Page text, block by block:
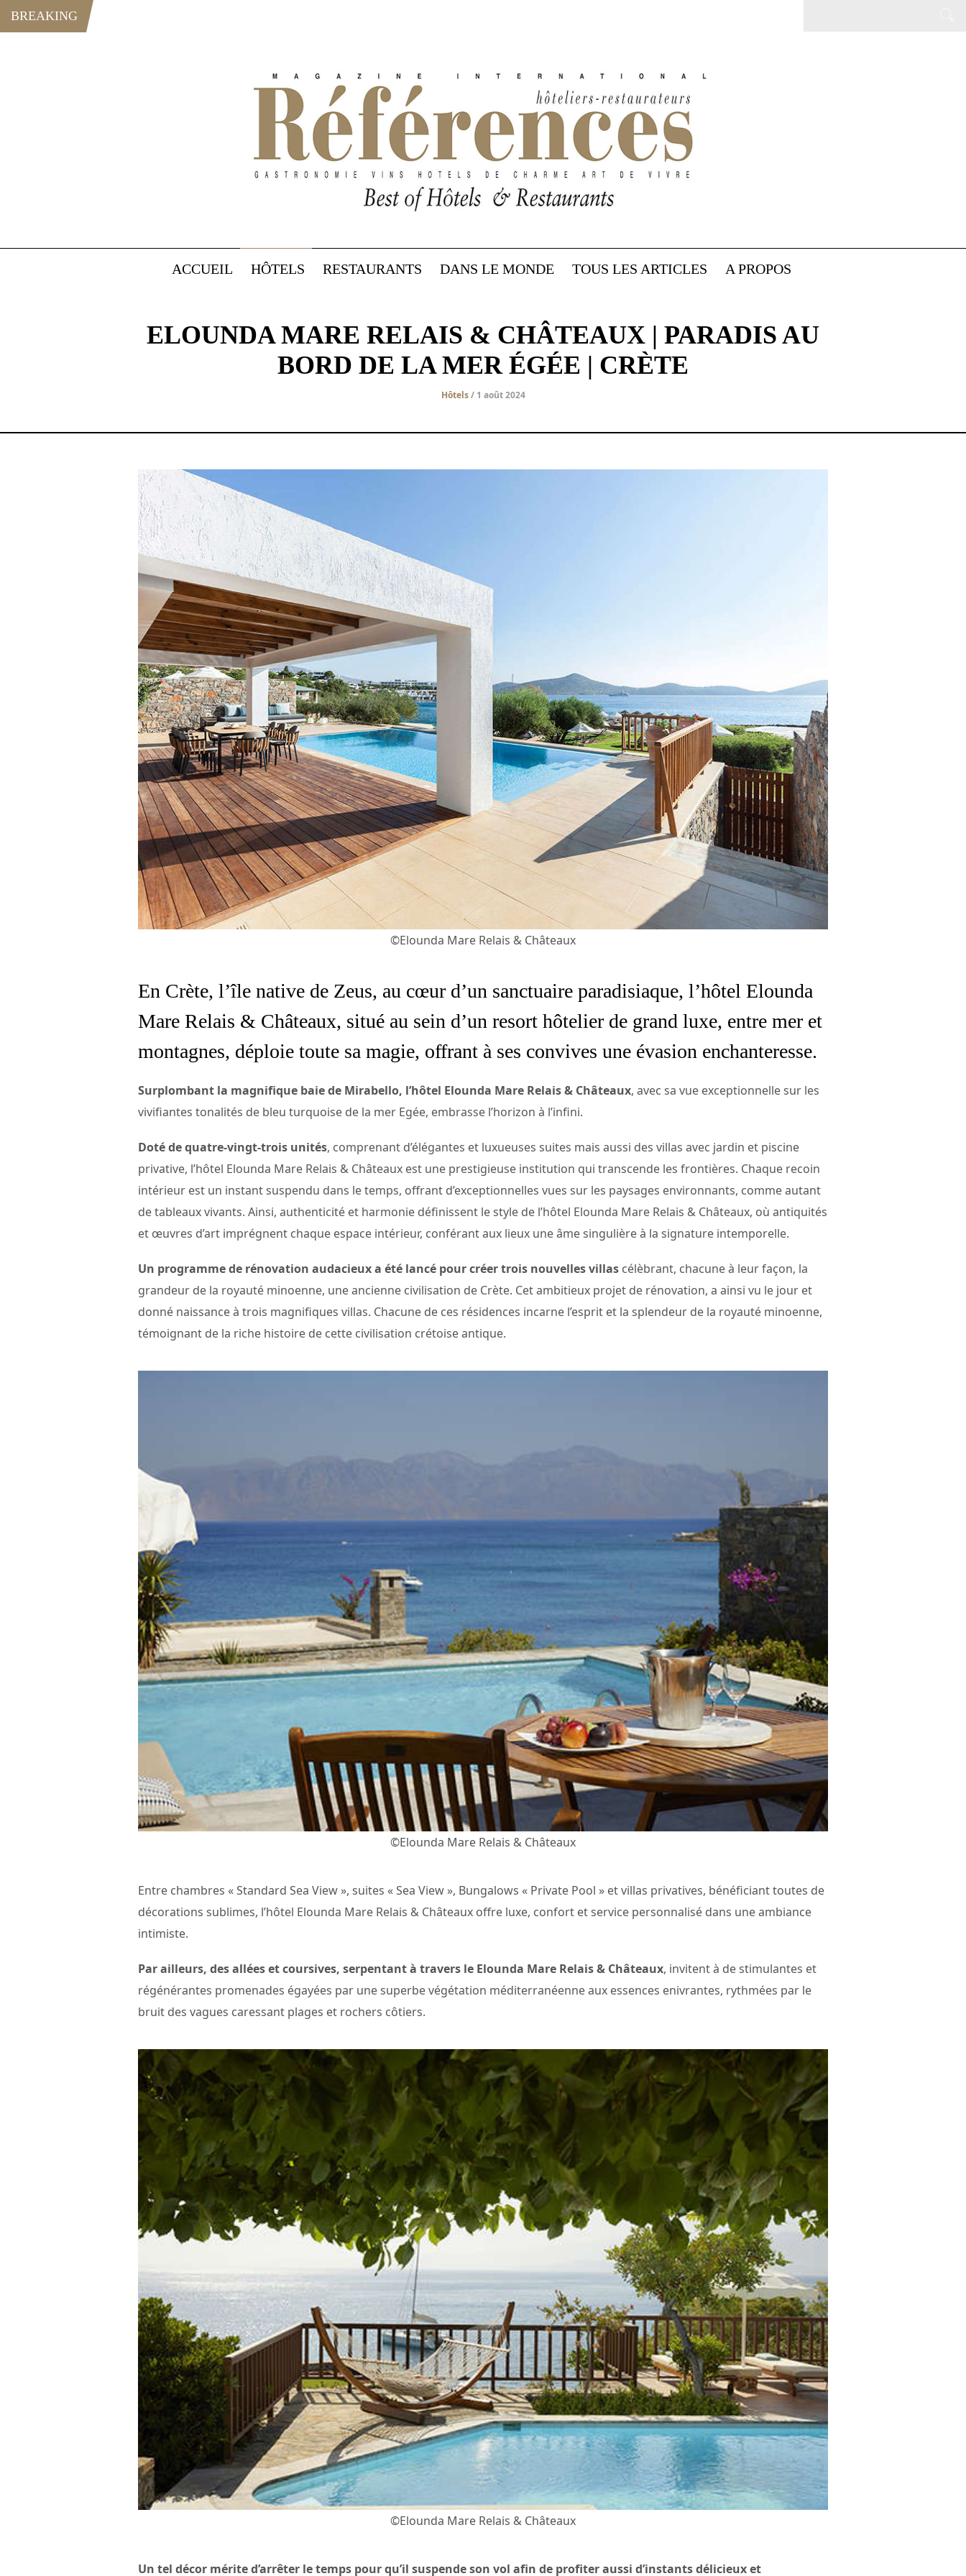
BREAKING
ACCUEIL HÔTELS RESTAURANTS DANS LE MONDE TOUS LES ARTICLES A PROPOS
ELOUNDA MARE RELAIS & CHÂTEAUX | PARADIS AU
BORD DE LA MER ÉGÉE | CRÈTE
Hôtels/ 1 août 2024
©Elounda Mare Relais & Châteaux
En Crète, l’île native de Zeus, au cœur d’un sanctuaire paradisiaque, l’hôtel Elounda
Mare Relais & Châteaux, situé au sein d’un resort hôtelier de grand luxe, entre mer et
montagnes, déploie toute sa magie, offrant à ses convives une évasion enchanteresse.
Surplombant la magnifique baie de Mirabello, l’hôtel Elounda Mare Relais & Châteaux, avec sa vue exceptionnelle sur les
vivifiantes tonalités de bleu turquoise de la mer Egée, embrasse l’horizon à l’infini.
Doté de quatre-vingt-trois unités, comprenant d’élégantes et luxueuses suites mais aussi des villas avec jardin et piscine
privative, l’hôtel Elounda Mare Relais & Châteaux est une prestigieuse institution qui transcende les frontières. Chaque recoin
intérieur est un instant suspendu dans le temps, offrant d’exceptionnelles vues sur les paysages environnants, comme autant
de tableaux vivants. Ainsi, authenticité et harmonie définissent le style de l’hôtel Elounda Mare Relais & Châteaux, où antiquités
et œuvres d’art imprégnent chaque espace intérieur, conférant aux lieux une âme singulière à la signature intemporelle.
Un programme de rénovation audacieux a été lancé pour créer trois nouvelles villas célèbrant, chacune à leur façon, la
grandeur de la royauté minoenne, une ancienne civilisation de Crète. Cet ambitieux projet de rénovation, a ainsi vu le jour et
donné naissance à trois magnifiques villas. Chacune de ces résidences incarne l’esprit et la splendeur de la royauté minoenne,
témoignant de la riche histoire de cette civilisation crétoise antique.
©Elounda Mare Relais & Châteaux
Entre chambres « Standard Sea View », suites « Sea View », Bungalows « Private Pool » et villas privatives, bénéficiant toutes de
décorations sublimes, l’hôtel Elounda Mare Relais & Châteaux offre luxe, confort et service personnalisé dans une ambiance
intimiste.
Par ailleurs, des allées et coursives, serpentant à travers le Elounda Mare Relais & Châteaux, invitent à de stimulantes et
régénérantes promenades égayées par une superbe végétation méditerranéenne aux essences enivrantes, rythmées par le
bruit des vagues caressant plages et rochers côtiers.
©Elounda Mare Relais & Châteaux
Un tel décor mérite d’arrêter le temps pour qu’il suspende son vol afin de profiter aussi d’instants délicieux et